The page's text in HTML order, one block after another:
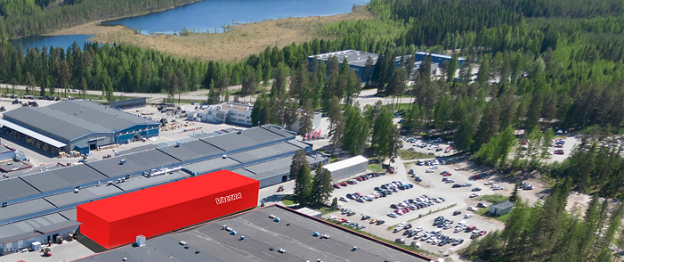
Slovakia
Spain
Sweden
United Kingdom
Eastern Europe
Україна
South America
Brazil
Middle East
United Arab Emirates
Africa
English